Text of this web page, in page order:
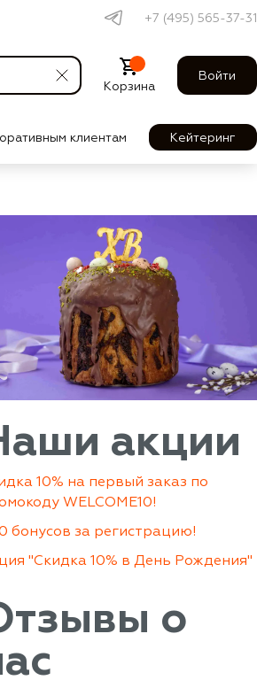
+7 (495) 565-37-31
Корзина
Войти
клиентам Кейтеринг
акции
10% на первый заказ по
WELCOME10!
бонусов за регистрацию!
"Скидка 10% в День Рождения"
о